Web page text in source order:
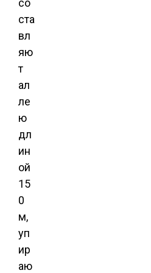
со
ста
вл
яю
т
ал
ле
ю
дл
ин
ой
15
0
м,
уп
ир
аю